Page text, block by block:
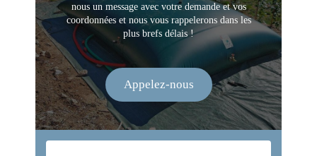
nous un message avec votre demande et vos
coordonnées et nous vous rappelerons dans les
plus brefs délais !
Appelez-nous